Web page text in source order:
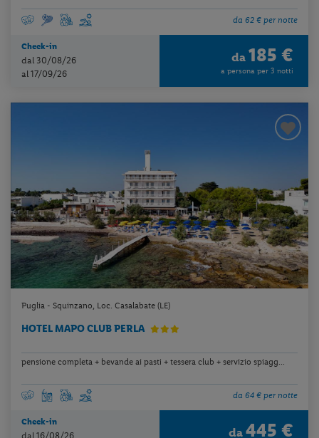
da 62 € per notte
Check-in
dal 30/08/26
al 17/09/26
da 185 €
a persona per 3 notti
Puglia - Squinzano, Loc. Casalabate (LE)
HOTEL MAPO CLUB PERLA
pensione completa + bevande ai pasti + tessera club + servizio spiagg...
da 64 € per notte
Check-in
dal 16/08/26 da 445 €